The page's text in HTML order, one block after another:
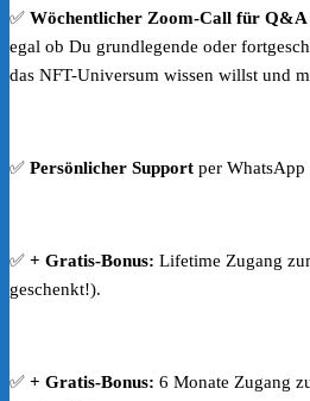
✅ Wöchentlicher Zoom-Call für Q&A
egal ob Du grundlegende oder
das NFT-Universum wissen willst und
✅ Persönlicher Support per
✅ + Gratis-Bonus: Lifetime Zugang
geschenkt!).
✅ + Gratis-Bonus: 6 Monate Zugang